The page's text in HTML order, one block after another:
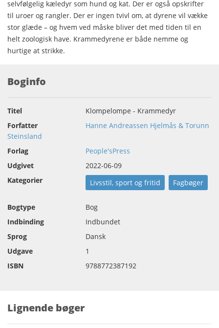
selvfølgelig kæledyr som hund og kat. Der er også opskrifter
til uroer og rangler. Der er ingen tvivl om, at dyrene vil vække
stor glæde – og hvem ved måske bliver det med tiden til en
helt zoologisk have. Krammedyrene er både nemme og
hurtige at strikke.
Boginfo
Titel
Klompelompe - Krammedyr
Forfatter
Hanne Andreassen Hjelmås & Torunn
Steinsland
Forlag
People'sPress
Udgivet
2022-06-09
Kategorier
Livsstil, sport og fritid Fagbøger
Bogtype
Bog
Indbinding
Indbundet
Sprog
Dansk
Udgave
1
ISBN
9788772387192
Lignende bøger